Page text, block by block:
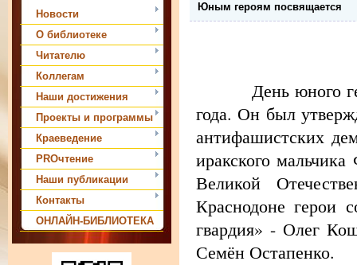
Новости
О библиотеке
Читателю
Коллегам
Наши достижения
Проекты и программы
Краеведение
PROчтение
Наши публикации
Контакты
ОНЛАЙН-БИБЛИОТЕКА
Юным героям посвящается
День юного
года. Он был
антифашистских
иракского
Великой
Краснодоне герои
гвардия» - Олег
Семён Остапенко.